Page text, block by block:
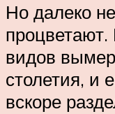
Но далеко
видов
столетия, и
вскоре